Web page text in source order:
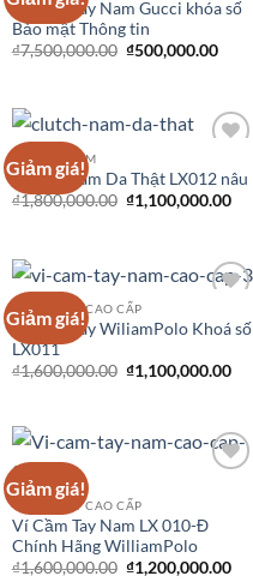
Wishlist
Ví Cầm Tay Nam Gucci khóa số
Bảo mật Thông tin
₫7,500,000.00 ₫500,000.00
Giảm giá!
Wishlist
CLUTCH NAM
Clutch Nam Da Thật LX012 nâu
₫1,800,000.00 ₫1,100,000.00
Giảm giá!
Wishlist
VÍ CẦM TAY CAO CẤP
Ví Cầm Tay WiliamPolo Khoá số
LX011
₫1,600,000.00 ₫1,100,000.00
Giảm giá!
VÍ CẦM TAY CAO CẤP
Ví Cầm Tay Nam LX 010-Đ
Chính Hãng WilliamPolo
₫1,600,000.00 ₫1,200,000.00